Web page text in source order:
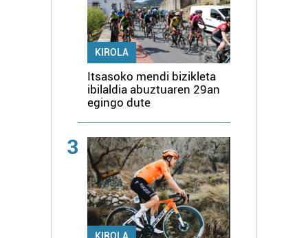
KIROLA
Itsasoko mendi bizikleta
ibilaldia abuztuaren 29an
egingo dute
3